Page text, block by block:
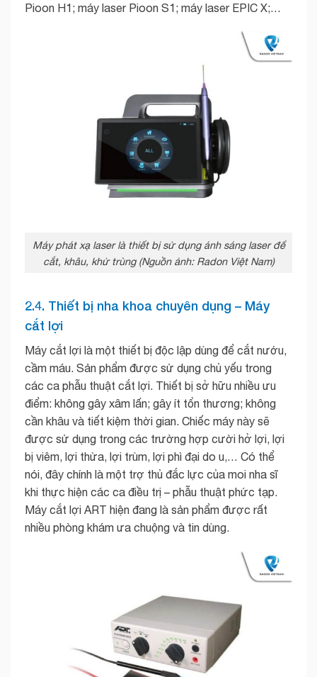
Pioon H1; máy laser Pioon S1; máy laser EPIC X;…
Máy phát xạ laser là thiết bị sử dụng ánh sáng laser để
cắt, khâu, khử trùng (Nguồn ảnh: Radon Việt Nam)
2.4. Thiết bị nha khoa chuyên dụng – Máy
cắt lợi
Máy cắt lợi là một thiết bị độc lập dùng để cắt nướu,
cầm máu. Sản phẩm được sử dụng chủ yếu trong
các ca phẫu thuật cắt lợi. Thiết bị sở hữu nhiều ưu
điểm: không gây xâm lấn; gây ít tổn thương; không
cần khâu và tiết kiệm thời gian. Chiếc máy này sẽ
được sử dụng trong các trường hợp cười hở lợi, lợi
bị viêm, lợi thừa, lợi trùm, lợi phì đại do u,… Có thể
nói, đây chính là một trợ thủ đắc lực của moi nha sĩ
khi thực hiện các ca điều trị – phẫu thuật phức tạp.
Máy cắt lợi ART hiện đang là sản phẩm được rất
nhiều phòng khám ưa chuộng và tin dùng.